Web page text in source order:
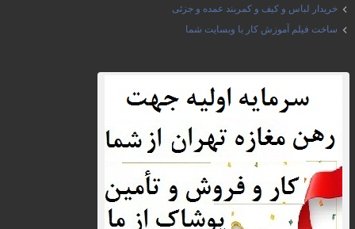
خریدار لباس و کیف و کمربند عمده و جزئی
ساخت فیلم آموزش کار با وبسایت شما